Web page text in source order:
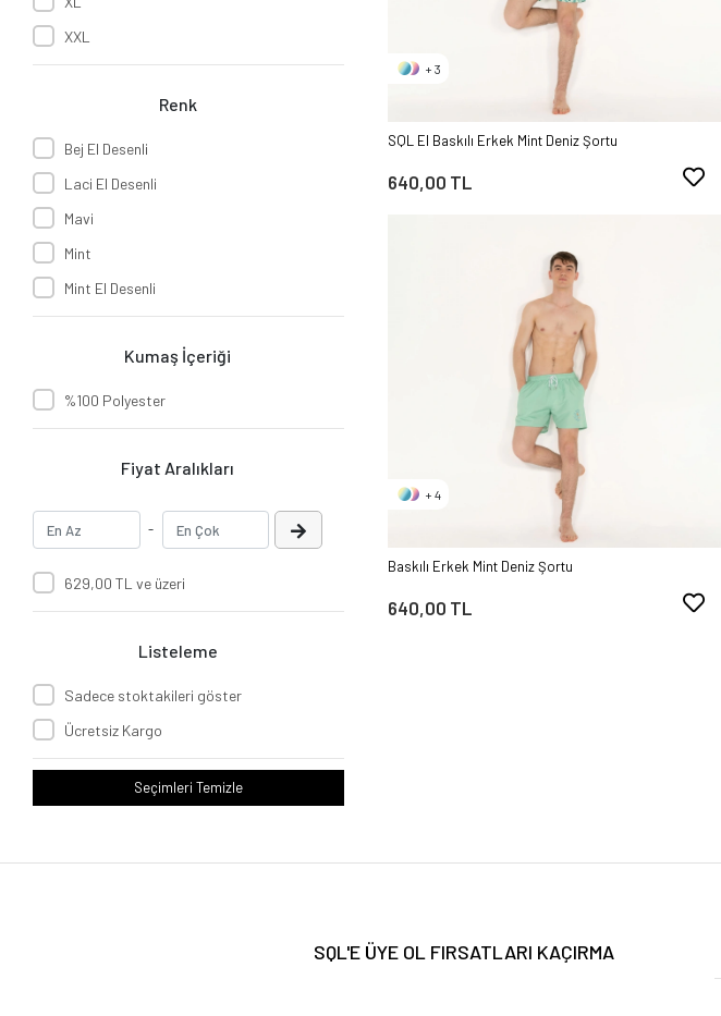
XXL
Renk
Bej El Desenli
Laci El Desenli
Mavi
Mint
Mint El Desenli
Kumaş İçeriği
%100 Polyester
Fiyat Aralıkları
-
629,00 TL ve üzeri
Listeleme
Sadece stoktakileri göster
Ücretsiz Kargo
Seçimleri Temizle
+ 3
SQL El Baskılı Erkek Mint Deniz Şortu
640,00 TL
+ 4
Baskılı Erkek Mint Deniz Şortu
640,00 TL
SQL'E ÜYE OL FIRSATLARI KAÇIRMA